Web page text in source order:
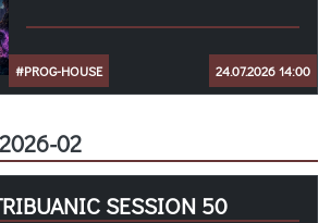
#PROG-HOUSE 24.07.2026 14:00
02
SESSION 50